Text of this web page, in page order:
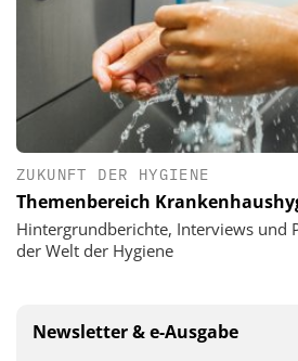
ZUKUNFT DER HYGIENE
Themenbereich
Hintergrundberichte, Interviews und
der Welt der Hygiene
Newsletter & e-Ausgabe